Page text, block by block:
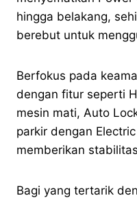
hingga belakang,
berebut untuk
Berfokus pada
dengan fitur seperti
mesin mati, Auto
parkir dengan
memberikan
Bagi yang tertarik